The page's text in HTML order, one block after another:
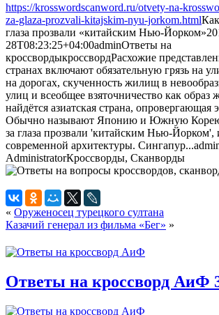
https://krosswordscanword.ru/otvety-na-
za-glaza-prozvali-kitajskim-nyu-jorkom.html
глаза прозвали «китайским Нью-Йорком»
28T08:23:25+04:00adminОтветы на
кроссвордыкроссвордРасхожие
странах включают обязательную грязь на
на дорогах, скученность жилищ в
улиц и всеобщее взяточничество как образ
найдётся азиатская страна, опровергающая
Обычно называют Японию и Южную
за глаза прозвали 'китайским Нью-Йорком',
современной архитектуры. Сингапур...
AdministratorКроссворды, Сканворды
« Оруженосец турецкого султана
Казачий генерал из фильма «Бег» »
Ответы на кроссворд АиФ